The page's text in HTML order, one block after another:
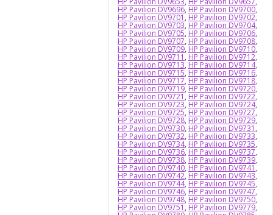
HP Pavilion DV9696, HP Pavilion DV9700,
HP Pavilion DV9701 , HP Pavilion DV9702,
HP Pavilion DV9703, HP Pavilion DV9704,
HP Pavilion DV9705, HP Pavilion DV9706,
HP Pavilion DV9707, HP Pavilion DV9708,
HP Pavilion DV9709, HP Pavilion DV9710,
HP Pavilion DV9711 , HP Pavilion DV9712,
HP Pavilion DV9713, HP Pavilion DV9714,
HP Pavilion DV9715, HP Pavilion DV9716,
HP Pavilion DV9717, HP Pavilion DV9718,
HP Pavilion DV9719, HP Pavilion DV9720,
HP Pavilion DV9721 , HP Pavilion DV9722,
HP Pavilion DV9723, HP Pavilion DV9724,
HP Pavilion DV9725, HP Pavilion DV9727,
HP Pavilion DV9728, HP Pavilion DV9729,
HP Pavilion DV9730, HP Pavilion DV9731 ,
HP Pavilion DV9732, HP Pavilion DV9733,
HP Pavilion DV9734, HP Pavilion DV9735,
HP Pavilion DV9736, HP Pavilion DV9737,
HP Pavilion DV9738, HP Pavilion DV9739,
HP Pavilion DV9740, HP Pavilion DV9741 ,
HP Pavilion DV9742, HP Pavilion DV9743,
HP Pavilion DV9744, HP Pavilion DV9745,
HP Pavilion DV9746, HP Pavilion DV9747,
HP Pavilion DV9748, HP Pavilion DV9750,
HP Pavilion DV9751 , HP Pavilion DV9779,